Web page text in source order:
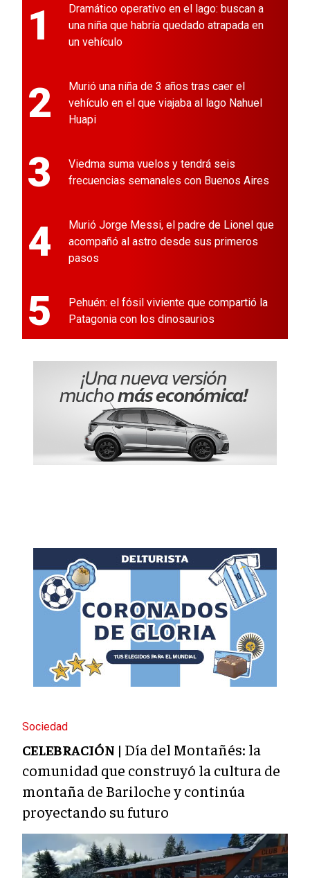
1
Dramático operativo en el lago: buscan a
una niña que habría quedado atrapada en
un vehículo
2
Murió una niña de 3 años tras caer el
vehículo en el que viajaba al lago Nahuel
Huapi
3
Viedma suma vuelos y tendrá seis
frecuencias semanales con Buenos Aires
4
Murió Jorge Messi, el padre de Lionel que
acompañó al astro desde sus primeros
pasos
5
Pehuén: el fósil viviente que compartió la
Patagonia con los dinosaurios
Sociedad
CELEBRACIÓN | Día del Montañés: la
comunidad que construyó la cultura de
montaña de Bariloche y continúa
proyectando su futuro